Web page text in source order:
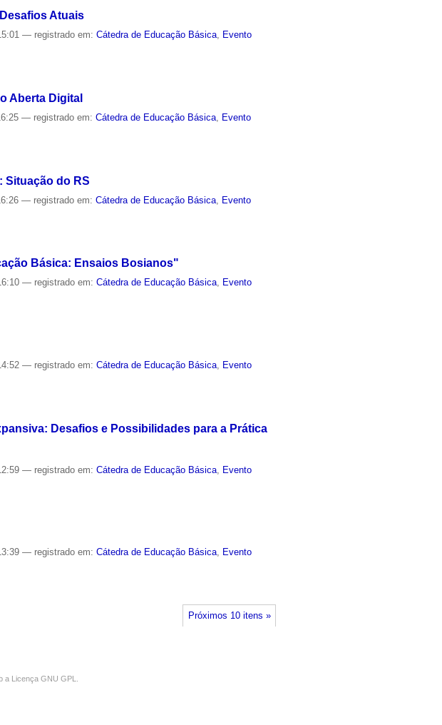
Atuais
— registrado em:Cátedra de Educação Básica, Evento
Aberta Digital
— registrado em:Cátedra de Educação Básica
Evento
Situação do RS
— registrado em:Cátedra de Educação Básica Evento
Básica: Ensaios Bosianos"
— registrado em:Cátedra de Educação Básica, Evento
— registrado em:Cátedra de Educação Básica
Evento
Desafios e Possibilidades para a Prática
— registrado em:Cátedra de Educação Básica Evento
— registrado em:Cátedra de Educação Básica, Evento
Próximos 10 itens »
a Licença GNU GPL